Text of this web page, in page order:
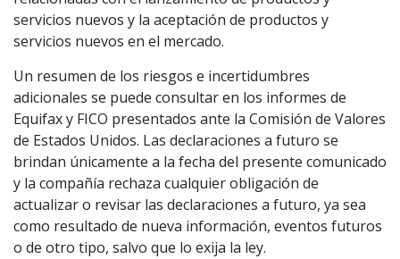
servicios nuevos y la aceptación de productos y
servicios nuevos en el mercado.
Un resumen de los riesgos e incertidumbres
adicionales se puede consultar en los informes de
Equifax y FICO presentados ante la Comisión de Valores
de Estados Unidos. Las declaraciones a futuro se
brindan únicamente a la fecha del presente comunicado
y la compañía rechaza cualquier obligación de
actualizar o revisar las declaraciones a futuro, ya sea
como resultado de nueva información, eventos futuros
o de otro tipo, salvo que lo exija la ley.